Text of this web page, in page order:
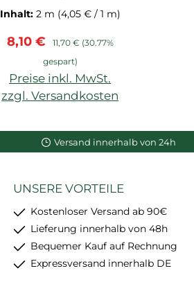
NMC
Inhalt: 2 m (4,05 € / 1 m)
Verkaufspreis:
8,10 € Regulärer Preis:
11,70 € (30.77%
gespart)
Preise inkl. MwSt.
zzgl. Versandkosten
Versand innerhalb von 24h
UNSERE VORTEILE
Kostenloser Versand ab 90€
Lieferung innerhalb von 48h
Bequemer Kauf auf Rechnung
Expressversand innerhalb DE